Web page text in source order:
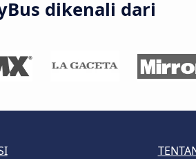
dikenali dari